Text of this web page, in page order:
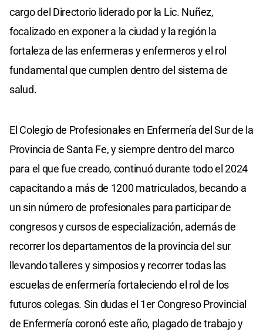
cargo del Directorio liderado por la Lic. Nuñez,
focalizado en exponer a la ciudad y la región la
fortaleza de las enfermeras y enfermeros y el rol
fundamental que cumplen dentro del sistema de
salud.
El Colegio de Profesionales en Enfermería del Sur de la
Provincia de Santa Fe, y siempre dentro del marco
para el que fue creado, continuó durante todo el 2024
capacitando a más de 1200 matriculados, becando a
un sin número de profesionales para participar de
congresos y cursos de especialización, además de
recorrer los departamentos de la provincia del sur
llevando talleres y simposios y recorrer todas las
escuelas de enfermería fortaleciendo el rol de los
futuros colegas. Sin dudas el 1er Congreso Provincial
de Enfermería coronó este año, plagado de trabajo y